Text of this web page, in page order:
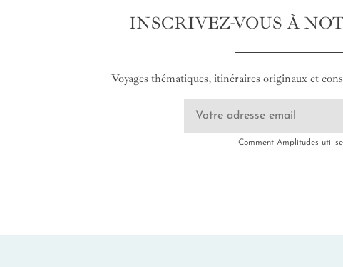
INSCRIVEZ-VOUS À
Voyages thématiques, itinéraires originaux et
Comment Amplitudes